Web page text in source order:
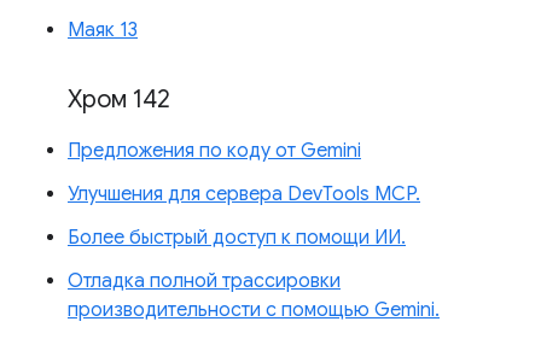
Маяк 13
Хром 142
Предложения по коду от Gemini
Улучшения для сервера DevTools MCP.
Более быстрый доступ к помощи ИИ.
Отладка полной трассировки
производительности с помощью Gemini.